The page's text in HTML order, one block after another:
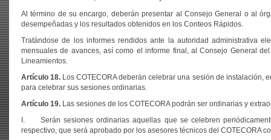
Al término de su encargo, deberán presentar al Consejo General o al
desempeñadas y los resultados obtenidos en los Conteos Rápidos.
Tratándose de los informes rendidos ante la autoridad administrativa
mensuales de avances, así como el informe final, al Consejo General
Lineamientos.
Artículo 18. Los COTECORA deberán celebrar una sesión de instalación,
para celebrar sus sesiones ordinarias.
Artículo 19. Las sesiones de los COTECORA podrán ser ordinarias y
I. Serán sesiones ordinarias aquellas que se celebren
respectivo, que será aprobado por los asesores técnicos del COTECORA